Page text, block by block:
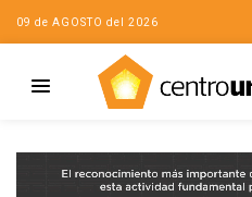
09 de AGOSTO del 2026